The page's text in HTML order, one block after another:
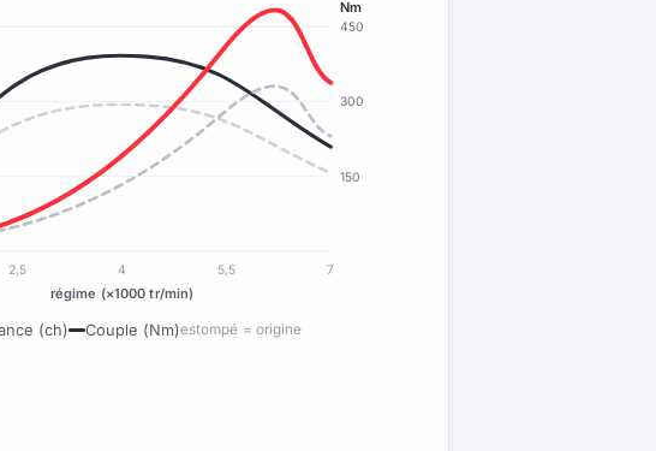
150
300
450
Nm
2,5 4 5,5 7
régime (×1000 tr/min)
(ch) Couple (Nm)estompé = origine